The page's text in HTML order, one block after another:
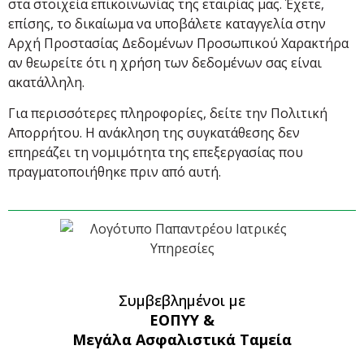
στα στοιχεία επικοινωνίας της εταιρίας μας. Έχετε,
επίσης, το δικαίωμα να υποβάλετε καταγγελία στην
Αρχή Προστασίας Δεδομένων Προσωπικού Χαρακτήρα
αν θεωρείτε ότι η χρήση των δεδομένων σας είναι
ακατάλληλη.
Για περισσότερες πληροφορίες, δείτε την Πολιτική
Απορρήτου. Η ανάκληση της συγκατάθεσης δεν
επηρεάζει τη νομιμότητα της επεξεργασίας που
πραγματοποιήθηκε πριν από αυτή.
Συμβεβλημένοι με
ΕΟΠΥΥ &
Μεγάλα Ασφαλιστικά Ταμεία